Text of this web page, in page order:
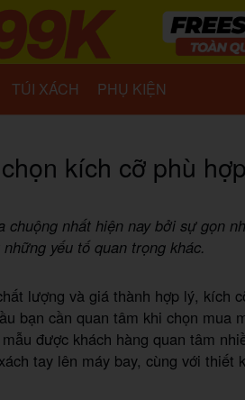
TÚI XÁCH PHỤ KIỆN
kích cỡ phù hợp
nhất hiện nay bởi sự gọn
yếu tố quan trọng khác.
lượng và giá thành hợp lý, kích
bạn cần quan tâm khi chọn mua
được khách hàng quan tâm
tay lên máy bay, cùng với thiết